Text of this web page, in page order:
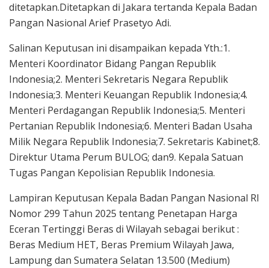
ditetapkan.Ditetapkan di Jakara tertanda Kepala Badan
Pangan Nasional Arief Prasetyo Adi.
Salinan Keputusan ini disampaikan kepada Yth.:1.
Menteri Koordinator Bidang Pangan Republik
Indonesia;2. Menteri Sekretaris Negara Republik
Indonesia;3. Menteri Keuangan Republik Indonesia;4.
Menteri Perdagangan Republik Indonesia;5. Menteri
Pertanian Republik Indonesia;6. Menteri Badan Usaha
Milik Negara Republik Indonesia;7. Sekretaris Kabinet;8.
Direktur Utama Perum BULOG; dan9. Kepala Satuan
Tugas Pangan Kepolisian Republik Indonesia.
Lampiran Keputusan Kepala Badan Pangan Nasional RI
Nomor 299 Tahun 2025 tentang Penetapan Harga
Eceran Tertinggi Beras di Wilayah sebagai berikut :
Beras Medium HET, Beras Premium Wilayah Jawa,
Lampung dan Sumatera Selatan 13.500 (Medium)